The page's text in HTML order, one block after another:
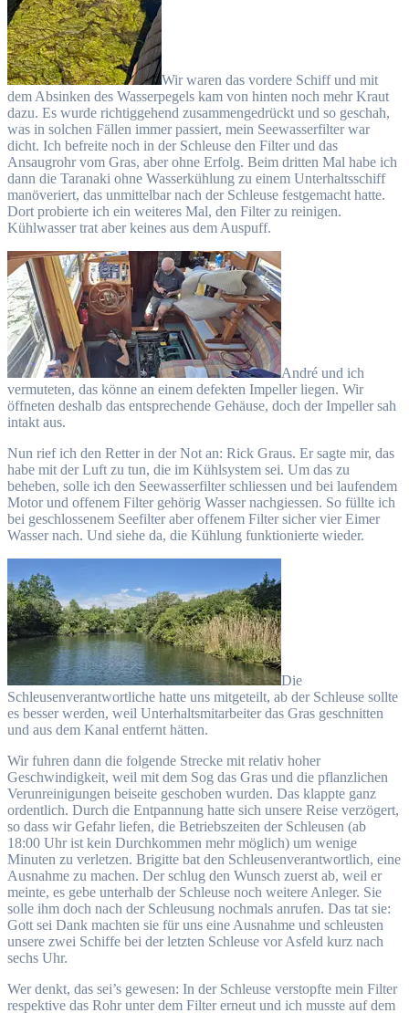
Wir waren das vordere Schiff und mit
dem Absinken des Wasserpegels kam von hinten noch mehr Kraut
dazu. Es wurde richtiggehend zusammengedrückt und so geschah,
was in solchen Fällen immer passiert, mein Seewasserfilter war
dicht. Ich befreite noch in der Schleuse den Filter und das
Ansaugrohr vom Gras, aber ohne Erfolg. Beim dritten Mal habe ich
dann die Taranaki ohne Wasserkühlung zu einem Unterhaltsschiff
manöveriert, das unmittelbar nach der Schleuse festgemacht hatte.
Dort probierte ich ein weiteres Mal, den Filter zu reinigen.
Kühlwasser trat aber keines aus dem Auspuff.
André und ich
vermuteten, das könne an einem defekten Impeller liegen. Wir
öffneten deshalb das entsprechende Gehäuse, doch der Impeller sah
intakt aus.
Nun rief ich den Retter in der Not an: Rick Graus. Er sagte mir, das
habe mit der Luft zu tun, die im Kühlsystem sei. Um das zu
beheben, solle ich den Seewasserfilter schliessen und bei laufendem
Motor und offenem Filter gehörig Wasser nachgiessen. So füllte ich
bei geschlossenem Seefilter aber offenem Filter sicher vier Eimer
Wasser nach. Und siehe da, die Kühlung funktionierte wieder.
Die
Schleusenverantwortliche hatte uns mitgeteilt, ab der Schleuse sollte
es besser werden, weil Unterhaltsmitarbeiter das Gras geschnitten
und aus dem Kanal entfernt hätten.
Wir fuhren dann die folgende Strecke mit relativ hoher
Geschwindigkeit, weil mit dem Sog das Gras und die pflanzlichen
Verunreinigungen beiseite geschoben wurden. Das klappte ganz
ordentlich. Durch die Entpannung hatte sich unsere Reise verzögert,
so dass wir Gefahr liefen, die Betriebszeiten der Schleusen (ab
18:00 Uhr ist kein Durchkommen mehr möglich) um wenige
Minuten zu verletzen. Brigitte bat den Schleusenverantwortlich, eine
Ausnahme zu machen. Der schlug den Wunsch zuerst ab, weil er
meinte, es gebe unterhalb der Schleuse noch weitere Anleger. Sie
solle ihm doch nach der Schleusung nochmals anrufen. Das tat sie:
Gott sei Dank machten sie für uns eine Ausnahme und schleusten
unsere zwei Schiffe bei der letzten Schleuse vor Asfeld kurz nach
sechs Uhr.
Wer denkt, das sei’s gewesen: In der Schleuse verstopfte mein Filter
respektive das Rohr unter dem Filter erneut und ich musste auf dem